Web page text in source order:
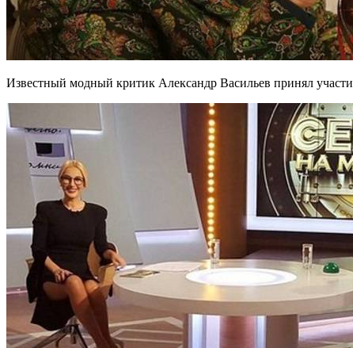
Известный модный критик Александр Васильев принял